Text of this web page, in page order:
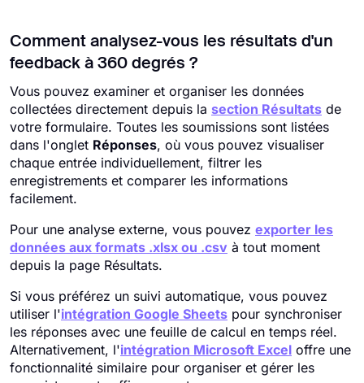
Comment analysez-vous les résultats d'un
feedback à 360 degrés ?
Vous pouvez examiner et organiser les données
collectées directement depuis la section Résultats de
votre formulaire. Toutes les soumissions sont listées
dans l'onglet Réponses, où vous pouvez visualiser
chaque entrée individuellement, filtrer les
enregistrements et comparer les informations
facilement.
Pour une analyse externe, vous pouvez exporter les
données aux formats .xlsx ou .csv à tout moment
depuis la page Résultats.
Si vous préférez un suivi automatique, vous pouvez
utiliser l'intégration Google Sheets pour synchroniser
les réponses avec une feuille de calcul en temps réel.
Alternativement, l'intégration Microsoft Excel offre une
fonctionnalité similaire pour organiser et gérer les